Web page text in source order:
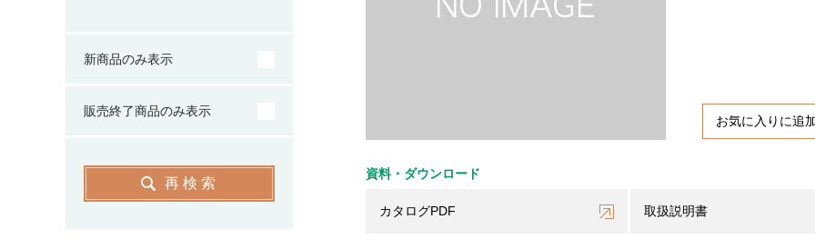
お気に入りに追
資料・ダウンロード
カタログPDF 取扱説明書
新商品のみ表示
販売終了商品のみ表示
再検索